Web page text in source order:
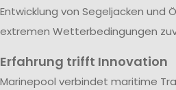
Entwicklung von Segeljacken und
extremen Wetterbedingungen
Erfahrung trifft Innovation
Marinepool verbindet maritime